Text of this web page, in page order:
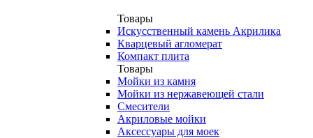
Товары
Искусственный камень Акрилика
Кварцевый агломерат
Компакт плита
Товары
Мойки из камня
Мойки из нержавеющей стали
Смесители
Акриловые мойки
Аксессуары для моек